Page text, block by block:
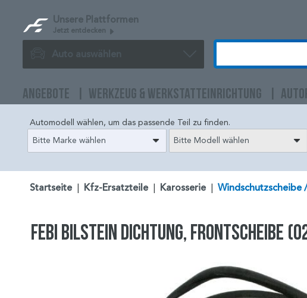
Unsere Plattformen
Jetzt entdecken
Auto auswählen
ANGEBOTE WERKZEUG & WERKSTATTEINRICHTUNG
Automodell wählen, um das passende Teil zu finden.
Bitte Marke wählen
Bitte Modell wählen
Startseite Kfz-Ersatzteile Karosserie Windschutzscheibe
FEBI BILSTEIN Dichtung, Frontscheibe